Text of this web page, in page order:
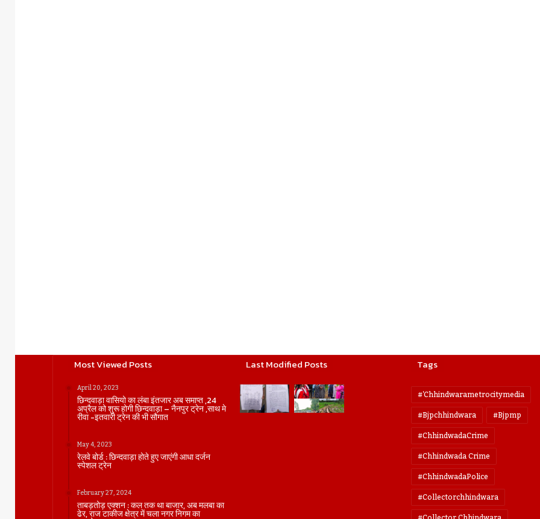
Most Viewed Posts
April 20, 2023
छिन्दवाड़ा वासियो का लंबा इंतजार अब समाप्त ,24
अप्रैल को शुरू होगी छिन्दवाड़ा – नैनपुर ट्रेन ,साथ मे
रीवा -इतवारी ट्रेन की भी सौगात
May 4, 2023
रेलवे बोर्ड : छिन्दवाड़ा होते हुए जाएंगी आधा दर्जन
स्पेशल ट्रेन
February 27, 2024
ताबड़तोड़ एक्शन : कल तक था बाजार, अब मलबा का
ढेर, राज टाकीज क्षेत्र में चला नगर निगम का
Last Modified Posts Tags
#'chhindwarametrocitymedia
#bjpchhindwara
#bjpmp
#ChhindwadaCrime
#Chhindwada Crime
#ChhindwadaPolice
#collectorchhindwara